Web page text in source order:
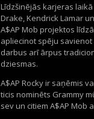
Līdzšinējās karjeras
Drake, Kendrick Lamar
A$AP Mob projektos
apliecinot spēju
darbus arī ārpus
dziesmas.
A$AP Rocky ir saņēmis
ticis nominēts Grammy
sev un citiem A$AP Mob